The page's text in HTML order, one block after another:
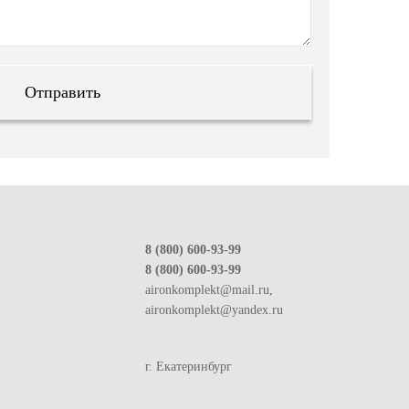
8 (800) 600-93-99
8 (800) 600-93-99
aironkomplekt@mail.ru,
aironkomplekt@yandex.ru
г. Екатеринбург